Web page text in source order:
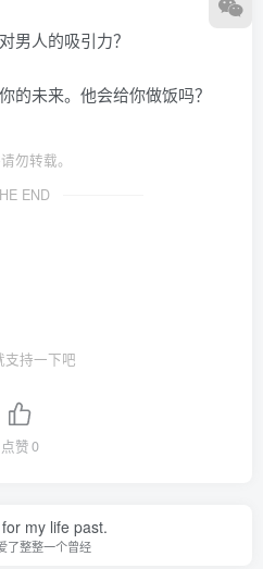
男人的吸引力？
的未来。他会给你做饭吗？
勿转载。
END
支持一下吧
点赞0
my life past.
了整整一个曾经